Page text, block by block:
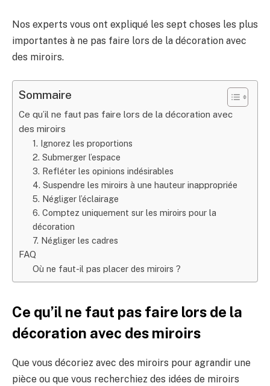
Nos experts vous ont expliqué les sept choses les plus
importantes à ne pas faire lors de la décoration avec
des miroirs.
Sommaire
Ce qu’il ne faut pas faire lors de la décoration avec
des miroirs
1. Ignorez les proportions
2. Submerger l’espace
3. Refléter les opinions indésirables
4. Suspendre les miroirs à une hauteur inappropriée
5. Négliger l’éclairage
6. Comptez uniquement sur les miroirs pour la
décoration
7. Négliger les cadres
FAQ
Où ne faut-il pas placer des miroirs ?
Ce qu’il ne faut pas faire lors de la
décoration avec des miroirs
Que vous décoriez avec des miroirs pour agrandir une
pièce ou que vous recherchiez des idées de miroirs